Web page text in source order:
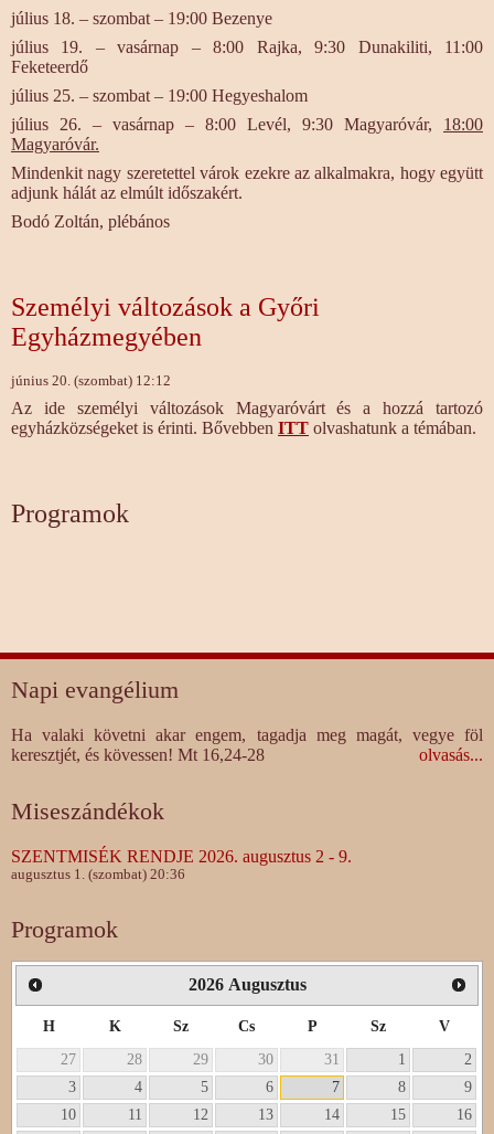
július 18. – szombat – 19:00 Bezenye
július 19. – vasárnap – 8:00 Rajka, 9:30 Dunakiliti, 11:00
Feketeerdő
július 25. – szombat – 19:00 Hegyeshalom
július 26. – vasárnap – 8:00 Levél, 9:30 Magyaróvár, 18:00
Magyaróvár.
Mindenkit nagy szeretettel várok ezekre az alkalmakra, hogy együtt
adjunk hálát az elmúlt időszakért.
Bodó Zoltán, plébános
Személyi változások a Győri
Egyházmegyében
június 20. (szombat) 12:12
Az ide személyi változások Magyaróvárt és a hozzá tartozó
egyházközségeket is érinti. Bővebben ITT olvashatunk a témában.
Programok
Napi evangélium
Ha valaki követni akar engem, tagadja meg magát, vegye föl
keresztjét, és kövessen! Mt 16,24-28
olvasás...
Miseszándékok
SZENTMISÉK RENDJE 2026. augusztus 2 - 9.
augusztus 1. (szombat) 20:36
Programok
2026 Augusztus
H K Sz Cs P Sz
V
27
28 29 30 31 1
2
3
4 5 6 7 8
9
10
11 12 13 14 15
16